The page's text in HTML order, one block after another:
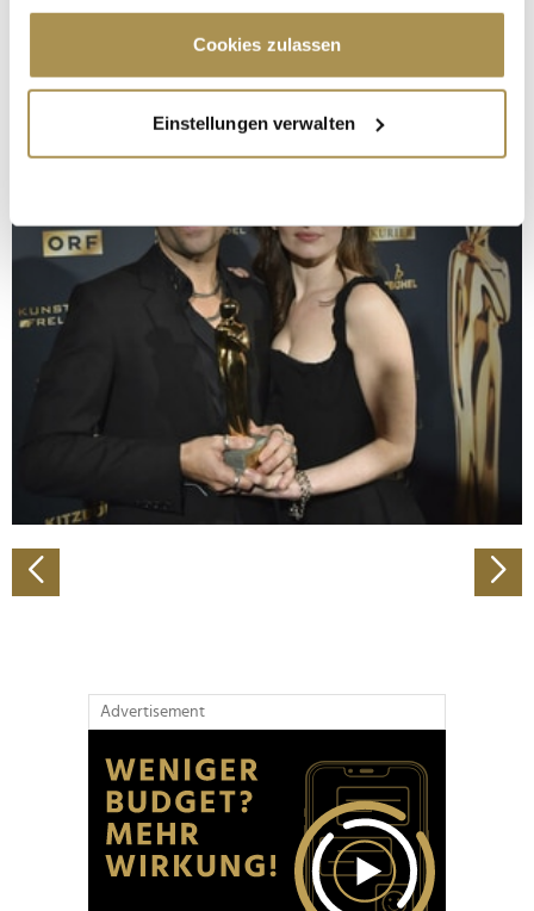
Cookie-Erklärung oder durch Klicken auf das Privacy
Trigger Symbol ändern oder widerrufen
Informationen über Ihre geografische Lage
erfassen, welche bis auf einige Meter genau sein
bestimmten Merkmalen (Fingerprinting) identifizieren
Erfahren Sie mehr darüber, wie Ihre persönlichen Daten
verarbeitet werden, und legen Sie Ihre Präferenzen im
Abschnitt Einzelheitenfest.
Wir verwenden Cookies, um Inhalte und Anzeigen zu
personalisieren, Funktionen für soziale Medien anbieten
zu können und die Zugriffe auf unsere Website zu
analysieren. Außerdem geben wir Informationen zu Ihrer
Verwendung unserer Website an unsere Partner für
Partner führen diese Informationen möglicherweise mit
weiteren Daten zusammen, die Sie ihnen bereitgestellt
Cookies zulassen
Einstellungen verwalten
Advertisement